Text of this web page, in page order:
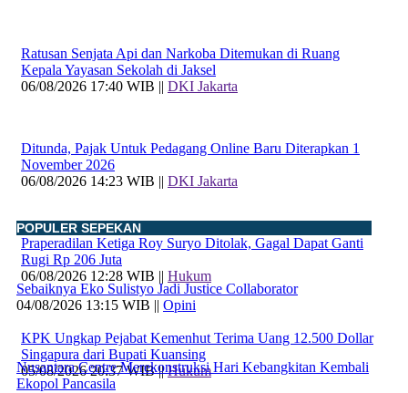
Ratusan Senjata Api dan Narkoba Ditemukan di Ruang
Kepala Yayasan Sekolah di Jaksel
06/08/2026 17:40 WIB || DKI Jakarta
Ditunda, Pajak Untuk Pedagang Online Baru Diterapkan 1
November 2026
06/08/2026 14:23 WIB || DKI Jakarta
Praperadilan Ketiga Roy Suryo Ditolak, Gagal Dapat Ganti
Rugi Rp 206 Juta
06/08/2026 12:28 WIB || Hukum
KPK Ungkap Pejabat Kemenhut Terima Uang 12.500 Dollar
Singapura dari Bupati Kuansing
05/08/2026 20:37 WIB ||Hukum
POPULER SEPEKAN
Sebaiknya Eko Sulistyo Jadi Justice Collaborator
04/08/2026 13:15 WIB || Opini
Nusantara Centre Merekonstruksi Hari Kebangkitan Kembali
Ekopol Pancasila